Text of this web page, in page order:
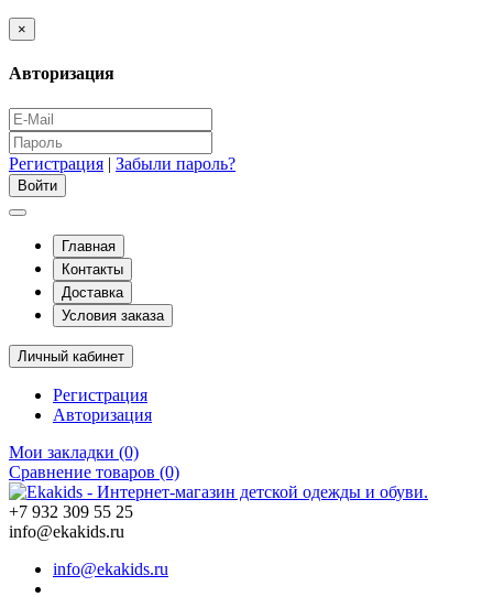
×
Авторизация
Регистрация | Забыли пароль?
Главная
Контакты
Доставка
Условия заказа
Личный кабинет
Регистрация
Авторизация
Мои закладки (0)
Сравнение товаров (0)
+7 932 309 55 25
info@ekakids.ru
info@ekakids.ru